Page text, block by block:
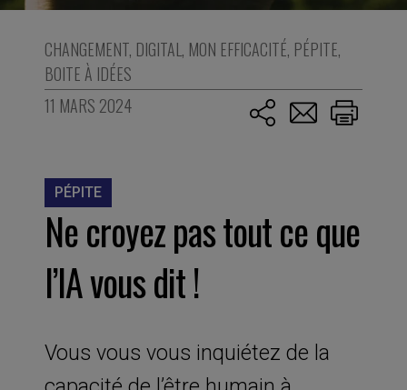
CHANGEMENT, DIGITAL, MON EFFICACITÉ, PÉPITE,
BOITE À IDÉES
11 MARS 2024
PÉPITE
Ne croyez pas tout ce que
l’IA vous dit !
Vous vous vous inquiétez de la